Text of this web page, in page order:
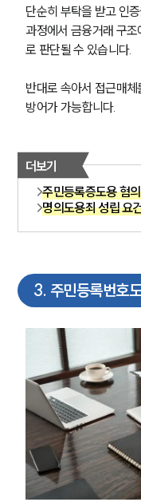
단순히 부탁을 받고 인
과정에서 금융거래 구
로 판단될 수 있습니다.
반대로 속아서 접근매
방어가 가능합니다.
더보기
주민등록증도용 혐
명의도용죄 성립 요
3. 주민등록번호